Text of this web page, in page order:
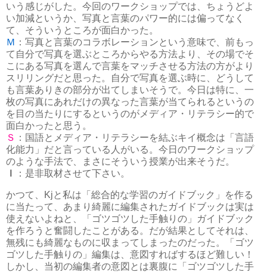
いう感じがした。今回のワークショップでは、ちょうどよ
い加減というか、写真と言葉のパワー的には偏ってなく
て、そういうところが面白かった。
Ｍ ：写真と言葉のコラボレーションという意味で、前もっ
て自分で写真を選ぶところからやる方法より、その場でそ
こにある写真を選んで言葉をマッチさせる方法の方がより
スリリングだと思った。自分で写真を選ぶ時に、どうして
も言葉ありきの部分が出てしまいそうで。今日は特に、一
枚の写真にあれだけの異なった言葉が当てられるというの
を目の当たりにするというのがメディア・リテラシー的で
面白かったと思う。
Ｓ ：国語とメディア・リテラシーを結ぶキイ概念は「言語
化能力」だと言っている人がいる。今日のワークショップ
のような手法で、まさにそういう授業が出来そうだ。
Ｉ
：是非取材させて下さい。
かつて、Kjと私は「総合的な学習のガイドブック」を作る
に当たって、あまり綺麗に編集されたガイドブックは実は
使えないよねと、「ゴツゴツした手触りの」ガイドブック
を作ろうと奮闘したことがある。だが結果としてそれは、
無残にも綺麗なものに収まってしまったのだった。「ゴツ
ゴツした手触りの」編集は、意図すればするほど難しい！
しかし、当初の編集者の意図とは裏腹に「ゴツゴツした手